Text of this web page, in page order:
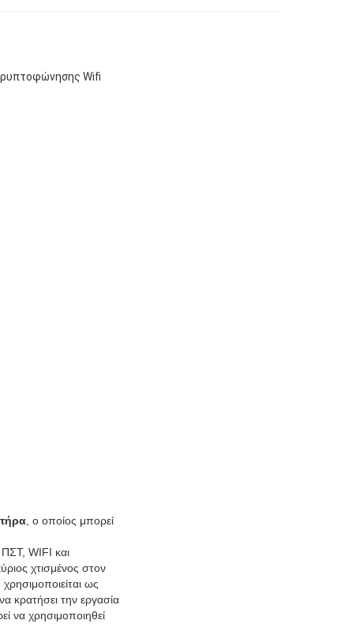
Wifi
, ο οποίος μπορεί
ΠΣΤ, WIFI και
χτισμένος στον
ως
κρατήσει την εργασία
να χρησιμοποιηθεί